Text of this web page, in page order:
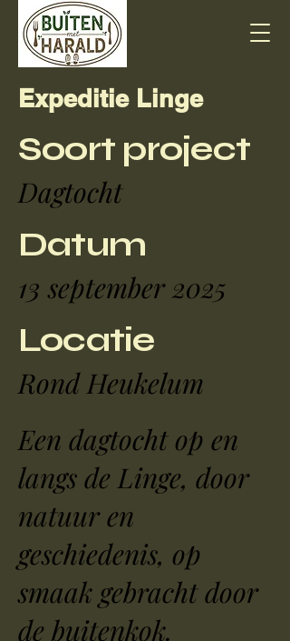
Expeditie Linge
Soort project
Dagtocht
Datum
13 september 2025
Locatie
Rond Heukelum
Een dagtocht op en
langs de Linge, door
natuur en
geschiedenis, op
smaak gebracht door
de buitenkok.